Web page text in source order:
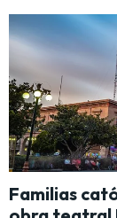
Familias